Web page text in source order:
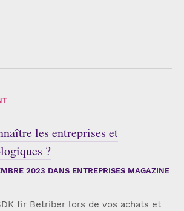
les entreprises et
?
2023 DANS ENTREPRISES MAGAZINE
fir Betriber lors de vos achats et